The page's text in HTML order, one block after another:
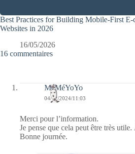
Best Practices for Building Mobile-First E-
Websites in 2026
16/05/2026
16 commentaires
MéMéYoYo
04/12/2024/11:03
Merci pour l’information.
Je pense que cela peut être très
Bonne journée.